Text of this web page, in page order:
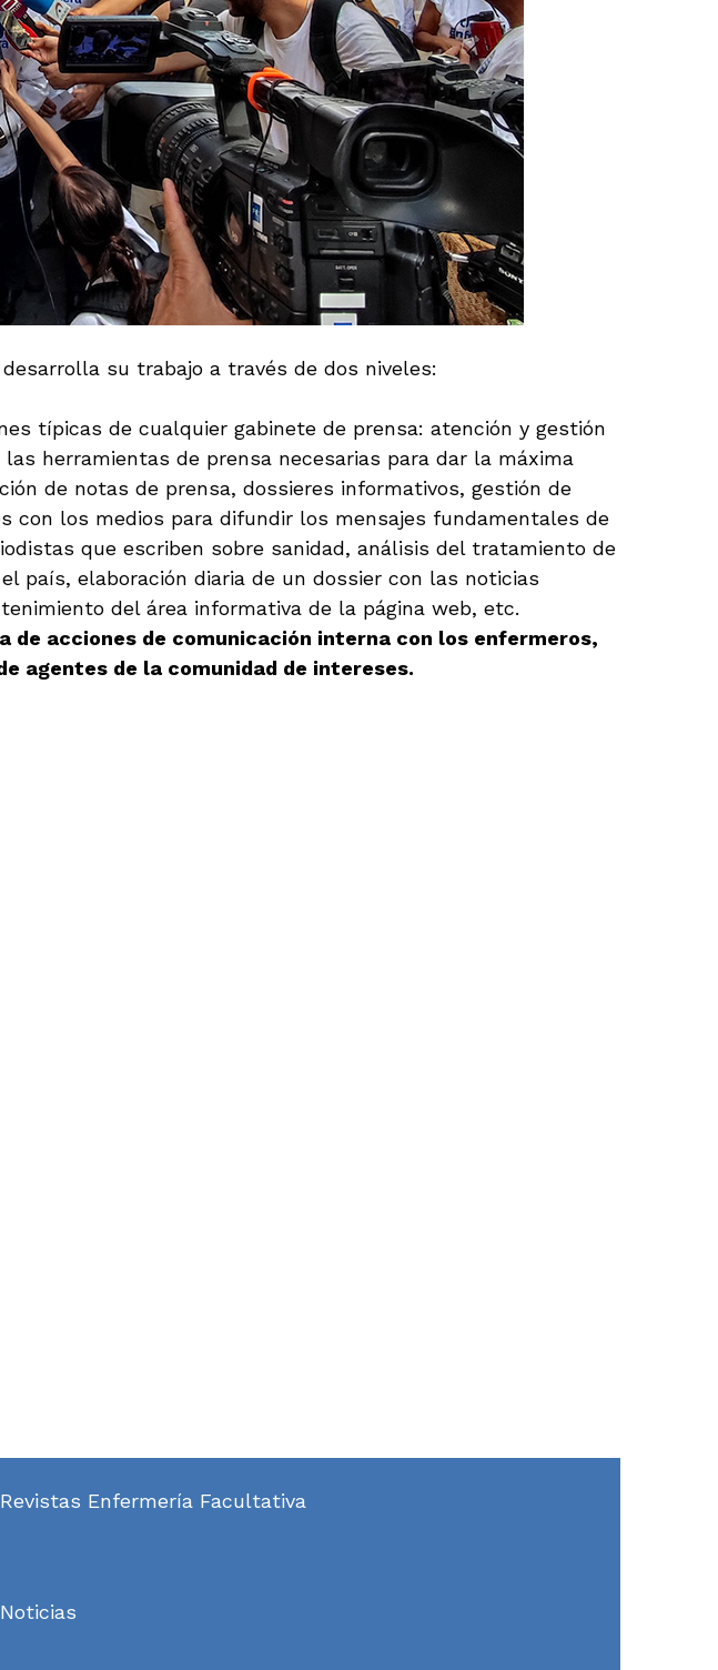
su trabajo a través de dos niveles:
típicas de cualquier gabinete de prensa: atención y gestión
herramientas de prensa necesarias para dar la máxima
de notas de prensa, dossieres informativos, gestión de
con los medios para difundir los mensajes fundamentales de
que escriben sobre sanidad, análisis del tratamiento de
país, elaboración diaria de un dossier con las noticias
del área informativa de la página web, etc.
de acciones de comunicación interna con los enfermeros,
agentes de la comunidad de intereses.
Revistas Enfermería Facultativa
Noticias